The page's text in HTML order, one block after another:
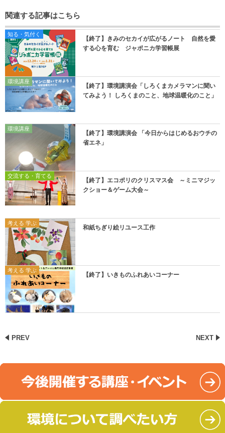
関連する記事はこちら
知る・気付く
【終了】きみのセカイが広がるノート 自然を愛
する心を育む ジャポニカ学習帳展
環境講座
【終了】環境講演会「しろくまカメラマンに聞い
てみよう！ しろくまのこと、地球温暖化のこと」
環境講座
【終了】環境講演会 「今日からはじめるおウチの
省エネ」
交流する・育てる
【終了】エコポリのクリスマス会 ～ミニマジッ
クショー＆ゲーム大会～
考える 学ぶ
和紙ちぎり絵リユース工作
考える 学ぶ
【終了】いきものふれあいコーナー
PREV NEXT